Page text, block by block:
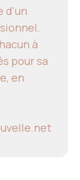
d'un
à
pour sa
en